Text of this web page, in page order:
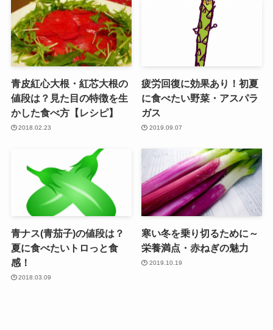
青皮紅心大根・紅芯大根の
値段は？見た目の特徴を生
かした食べ方【レシピ】
2018.02.23
疲労回復に効果あり！初夏
に食べたい野菜・アスパラ
ガス
2019.09.07
青ナス(青茄子)の値段は？
夏に食べたいトロっと食
感！
2018.03.09
寒い冬を乗り切るために～
栄養満点・赤ねぎの魅力
2019.10.19